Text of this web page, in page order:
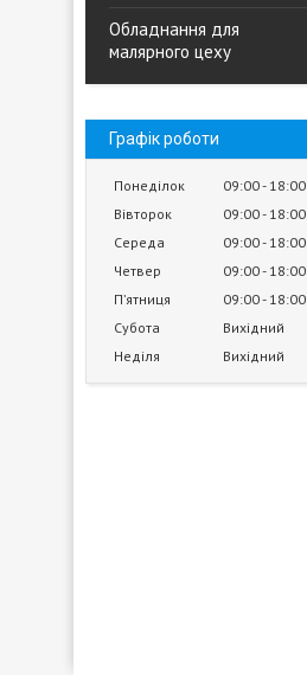
Обладнання для
малярного цеху
Графік роботи
Понеділок 09:00 18:00
Вівторок
09:00 18:00
Середа
09:00 18:00
Четвер
09:00 18:00
Пʼятниця
09:00 18:00
Субота
Вихідний
Неділя
Вихідний